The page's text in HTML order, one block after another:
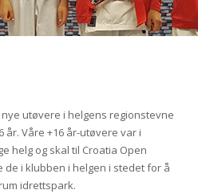
utøvere i helgens regionstevne
Våre +16 år-utøvere var i
helg og skal til Croatia Open
i klubben i helgen i stedet for å
idrettspark.